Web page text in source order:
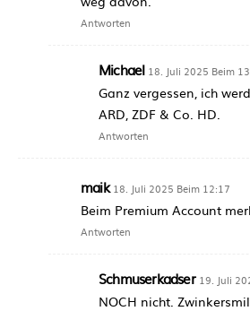
Antworten
Michael 18. Juli 2025 Beim
Ganz vergessen, ich
ARD, ZDF & Co. HD.
Antworten
maik 18. Juli 2025 Beim 12:17
Beim Premium Account
Antworten
Schmuserkadser 19. Juli
NOCH nicht.